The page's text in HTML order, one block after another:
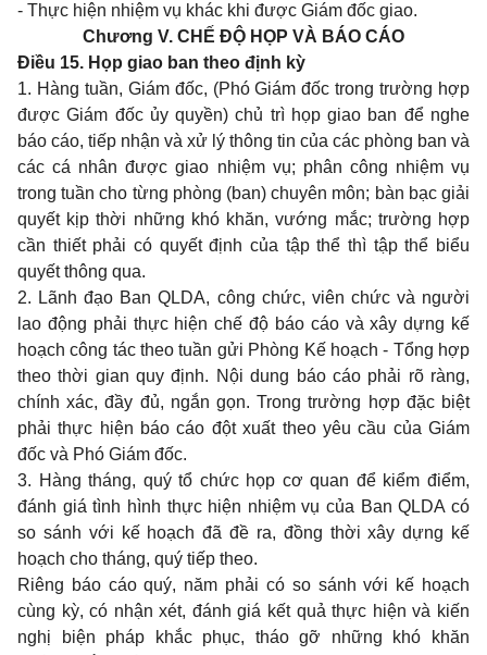
- Thực hiện nhiệm vụ khác khi được Giám đốc giao.
Chương V. CHẾ ĐỘ HỌP VÀ BÁO CÁO
Điều 15. Họp giao ban theo định kỳ
1. Hàng tuần, Giám đốc, (Phó Giám đốc trong trường hợp
được Giám đốc ủy quyền) chủ trì họp giao ban để nghe
báo cáo, tiếp nhận và xử lý thông tin của các phòng ban và
các cá nhân được giao nhiệm vụ; phân công nhiệm vụ
trong tuần cho từng phòng (ban) chuyên môn; bàn bạc giải
quyết kịp thời những khó khăn, vướng mắc; trường hợp
cần thiết phải có quyết định của tập thể thì tập thể biểu
quyết thông qua.
2. Lãnh đạo Ban QLDA, công chức, viên chức và người
lao động phải thực hiện chế độ báo cáo và xây dựng kế
hoạch công tác theo tuần gửi Phòng Kế hoạch - Tổng hợp
theo thời gian quy định. Nội dung báo cáo phải rõ ràng,
chính xác, đầy đủ, ngắn gọn. Trong trường hợp đặc biệt
phải thực hiện báo cáo đột xuất theo yêu cầu của Giám
đốc và Phó Giám đốc.
3. Hàng tháng, quý tổ chức họp cơ quan để kiểm điểm,
đánh giá tình hình thực hiện nhiệm vụ của Ban QLDA có
so sánh với kế hoạch đã đề ra, đồng thời xây dựng kế
hoạch cho tháng, quý tiếp theo.
Riêng báo cáo quý, năm phải có so sánh với kế hoạch
cùng kỳ, có nhận xét, đánh giá kết quả thực hiện và kiến
nghị biện pháp khắc phục, tháo gỡ những khó khăn